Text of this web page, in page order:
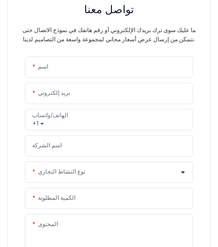
تواصل معنا
ما عليك سوى ترك بريدك الإلكتروني أو رقم هاتفك في نموذج الاتصال حتى
نتمكن من إرسال عرض أسعار مجاني لمجموعة واسعة من التصاميم لدينا.
اسم
بريد إلكتروني
+1
الهاتف/واتساب
اسم الشركة
نوع النشاط التجاري
الكمية المطلوبة
المحتوى